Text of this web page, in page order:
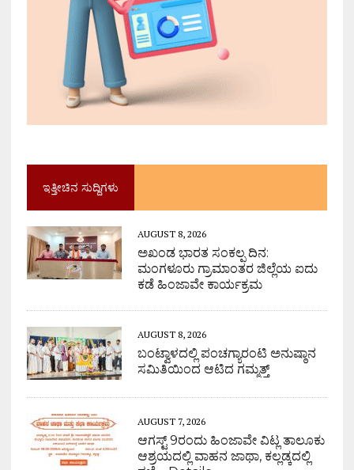
ಇತ್ತೀಚಿನ ಸುದ್ದಿಗಳು
AUGUST 8, 2026
ಅಖಂಡ ಭಾರತ ಸಂಕಲ್ಪ ದಿನ:
ಮಂಗಳೂರು ಗ್ರಾಮಾಂತರ ಜಿಲ್ಲೆಯ ಐದು
ಕಡೆ ಹಿಂಜಾವೇ ಕಾರ್ಯಕ್ರಮ
AUGUST 8, 2026
ಬಂಟ್ವಾಳದಲ್ಲಿ ಪಂಚಗ್ಯಾರಂಟಿ ಅನುಷ್ಠಾನ
ಸಮಿತಿಯಿಂದ ಆಟಿದ ಗಮ್ಮತ್ತ್
AUGUST 7, 2026
ಆಗಸ್ಟ್ 9ರಂದು ಹಿಂಜಾವೇ ವಿಟ್ಲ ತಾಲೂಕು
ಆಶ್ರಯದಲ್ಲಿ ವಾಹನ ಜಾಥಾ, ಕಲ್ಲಡ್ಕದಲ್ಲಿ